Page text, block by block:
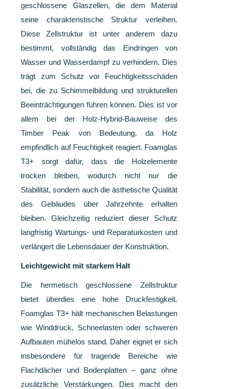
geschlossene Glaszellen, die dem Material
seine charakteristische Struktur verleihen.
Diese Zellstruktur ist unter anderem dazu
bestimmt, vollständig das Eindringen von
Wasser und Wasserdampf zu verhindern. Dies
trägt zum Schutz vor Feuchtigkeitsschäden
bei, die zu Schimmelbildung und strukturellen
Beeinträchtigungen führen können. Dies ist vor
allem bei der Holz-Hybrid-Bauweise des
Timber Peak von Bedeutung, da Holz
empfindlich auf Feuchtigkeit reagiert. Foamglas
T3+ sorgt dafür, dass die Holzelemente
trocken bleiben, wodurch nicht nur die
Stabilität, sondern auch die ästhetische Qualität
des Gebäudes über Jahrzehnte erhalten
bleiben. Gleichzeitig reduziert dieser Schutz
langfristig Wartungs- und Reparaturkosten und
verlängert die Lebensdauer der Konstruktion.
Leichtgewicht mit starkem Halt
Die hermetisch geschlossene Zellstruktur
bietet überdies eine hohe Druckfestigkeit.
Foamglas T3+ hält mechanischen Belastungen
wie Winddruck, Schneelasten oder schweren
Aufbauten mühelos stand. Daher eignet er sich
insbesondere für tragende Bereiche wie
Flachdächer und Bodenplatten – ganz ohne
zusätzliche Verstärkungen. Dies macht den